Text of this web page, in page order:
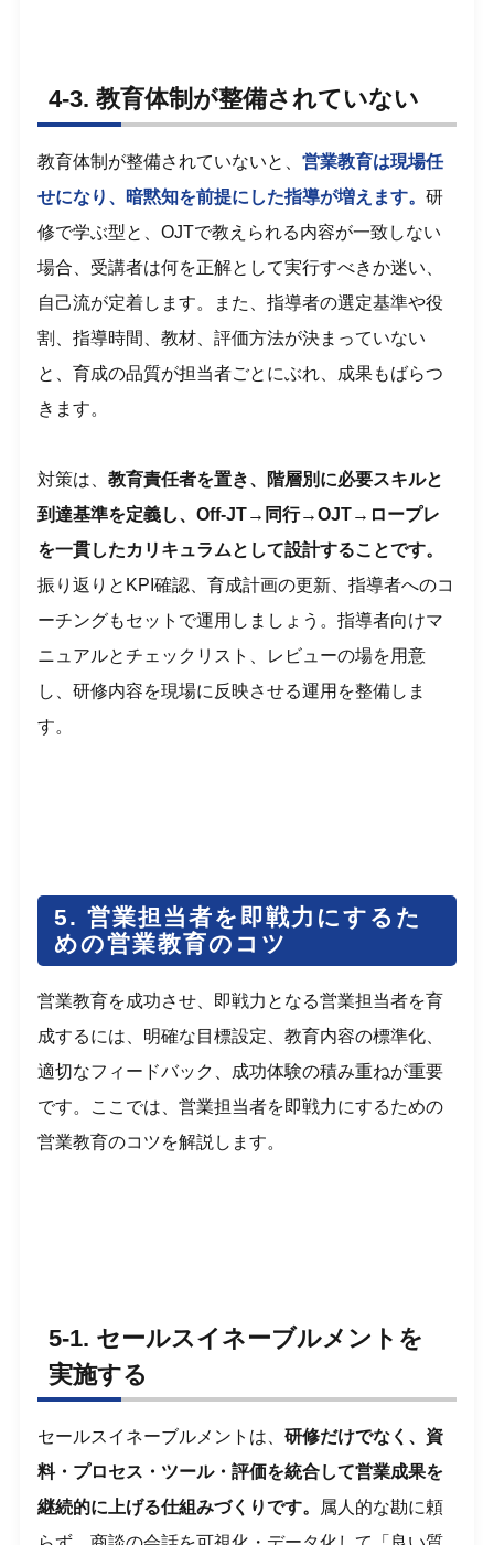
4-3. 教育体制が整備されていない
教育体制が整備されていないと、営業教育は現場任
せになり、暗黙知を前提にした指導が増えます。研
修で学ぶ型と、OJTで教えられる内容が一致しない
場合、受講者は何を正解として実行すべきか迷い、
自己流が定着します。また、指導者の選定基準や役
割、指導時間、教材、評価方法が決まっていない
と、育成の品質が担当者ごとにぶれ、成果もばらつ
きます。
対策は、教育責任者を置き、階層別に必要スキルと
到達基準を定義し、Off-JT→同行→OJT→ロープレ
を一貫したカリキュラムとして設計することです。
振り返りとKPI確認、育成計画の更新、指導者へのコ
ーチングもセットで運用しましょう。指導者向けマ
ニュアルとチェックリスト、レビューの場を用意
し、研修内容を現場に反映させる運用を整備しま
す。
5. 営業担当者を即戦力にするた
めの営業教育のコツ
営業教育を成功させ、即戦力となる営業担当者を育
成するには、明確な目標設定、教育内容の標準化、
適切なフィードバック、成功体験の積み重ねが重要
です。ここでは、営業担当者を即戦力にするための
営業教育のコツを解説します。
5-1. セールスイネーブルメントを
実施する
セールスイネーブルメントは、研修だけでなく、資
料・プロセス・ツール・評価を統合して営業成果を
継続的に上げる仕組みづくりです。 属人的な勘に頼